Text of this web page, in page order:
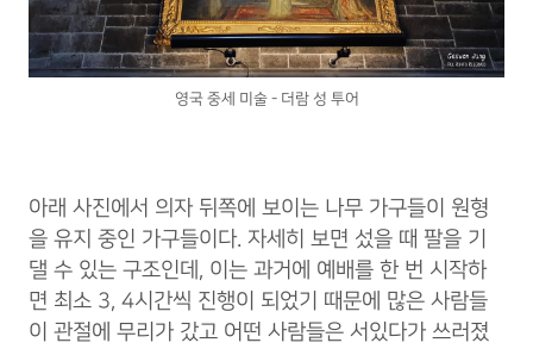
영국 중세 미술 - 더람 성 투어
아래 사진에서 의자 뒤쪽에 보이는 나무 가구들이 원형
을 유지 중인 가구들이다. 자세히 보면 섰을 때 팔을 기
댈 수 있는 구조인데, 이는 과거에 예배를 한 번 시작하
면 최소 3, 4시간씩 진행이 되었기 때문에 많은 사람들
이 관절에 무리가 갔고 어떤 사람들은 서있다가 쓰러졌